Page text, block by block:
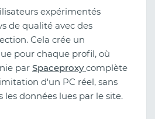
expérimentés
de qualité avec des
Cela crée un
pour chaque profil, où
par Spaceproxycomplète
d'un PC réel, sans
les données lues par le site.